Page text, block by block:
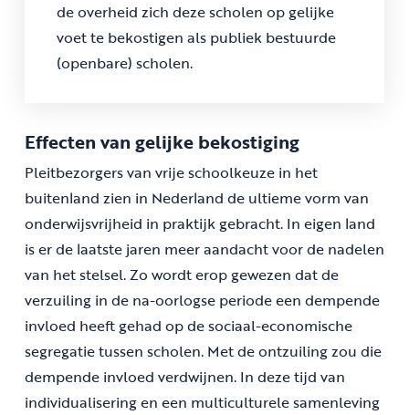
de overheid zich deze scholen op gelijke
voet te bekostigen als publiek bestuurde
(openbare) scholen.
Effecten van gelijke bekostiging
Pleitbezorgers van vrije schoolkeuze in het
buitenland zien in Nederland de ultieme vorm van
onderwijsvrijheid in praktijk gebracht. In eigen land
is er de laatste jaren meer aandacht voor de nadelen
van het stelsel. Zo wordt erop gewezen dat de
verzuiling in de na-oorlogse periode een dempende
invloed heeft gehad op de sociaal-economische
segregatie tussen scholen. Met de ontzuiling zou die
dempende invloed verdwijnen. In deze tijd van
individualisering en een multiculturele samenleving